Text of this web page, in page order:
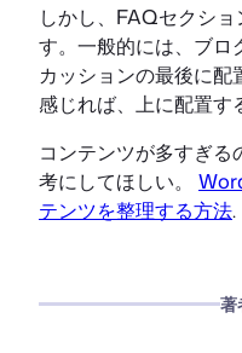
しかし、FAQセクシ
す。一般的には、ブロ
カッションの最後に配
感じれば、上に配置す
コンテンツが多すぎ
考にしてほしい。
テンツを整理する方法.
著